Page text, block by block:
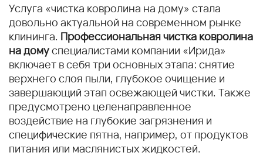
Услуга «чистка ковролина на дому» стала
довольно актуальной на современном рынке
клининга. Профессиональная чистка ковролина
на домуспециалистами компании «Ирида»
включает в себя три основных этапа: снятие
верхнего слоя пыли, глубокое очищение и
завершающий этап освежающей чистки. Также
предусмотрено целенаправленное
воздействие на глубокие загрязнения и
специфические пятна, например, от продуктов
питания или маслянистых жидкостей.